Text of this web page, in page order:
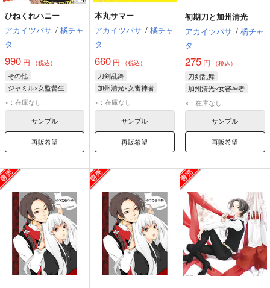
ひねくれハニー
アカイツバサ / 橘チャ
タ
990 円 （税込）
その他
ジャミル×女監督生
ジャミル・バイパー
女監督生
×：在庫なし
サンプル
再販希望
本丸サマー
アカイツバサ / 橘チャ
タ
660 円 （税込）
刀剣乱舞
加州清光×女審神者
加州清光
×：在庫なし
サンプル
再販希望
初期刀と加州清光
アカイツバサ / 橘チャ
タ
275円 （税込）
刀剣乱舞
加州清光×女審神者
加州清光
×：在庫なし
サンプル
再販希望